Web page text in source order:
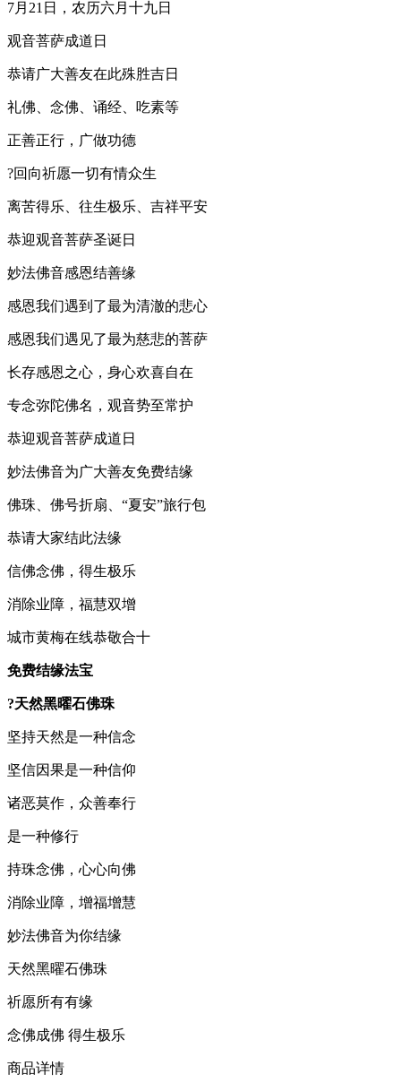
7月21日，农历六月十九日
观音菩萨成道日
恭请广大善友在此殊胜吉日
礼佛、念佛、诵经、吃素等
正善正行，广做功德
?回向祈愿一切有情众生
离苦得乐、往生极乐、吉祥平安
恭迎观音菩萨圣诞日
妙法佛音感恩结善缘
感恩我们遇到了最为清澈的悲心
感恩我们遇见了最为慈悲的菩萨
长存感恩之心，身心欢喜自在
专念弥陀佛名，观音势至常护
恭迎观音菩萨成道日
妙法佛音为广大善友免费结缘
佛珠、佛号折扇、“夏安”旅行包
恭请大家结此法缘
信佛念佛，得生极乐
消除业障，福慧双增
城市黄梅在线恭敬合十
免费结缘法宝
?天然黑曜石佛珠
坚持天然是一种信念
坚信因果是一种信仰
诸恶莫作，众善奉行
是一种修行
持珠念佛，心心向佛
消除业障，增福增慧
妙法佛音为你结缘
天然黑曜石佛珠
祈愿所有有缘
念佛成佛 得生极乐
商品详情